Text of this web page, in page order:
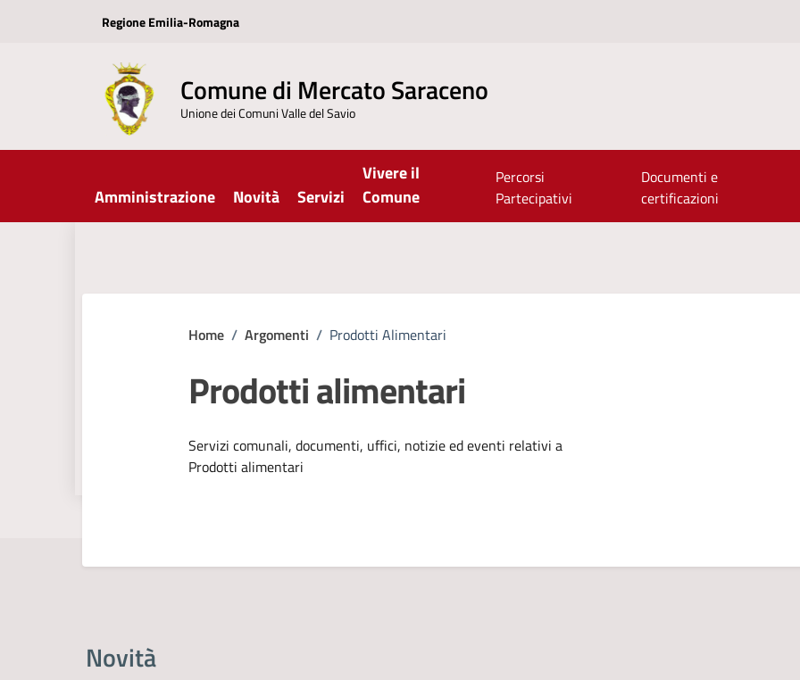
Regione Emilia-Romagna
Comune di Mercato Saraceno
Unione dei Comuni Valle del Savio
Amministrazione Novità Servizi
Vivere il
Comune
Percorsi
Partecipativi
Documenti e
certificazioni
Home / Argomenti / Prodotti Alimentari
Prodotti alimentari
Dettagli dell'argomento
Servizi comunali, documenti, uffici, notizie ed eventi relativi a
Prodotti alimentari
Novità